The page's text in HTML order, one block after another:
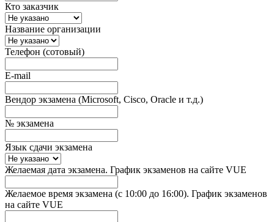
Кто заказчик
Название организации
Телефон (сотовый)
E-mail
Вендор экзамена (Microsoft, Cisco, Oracle и т.д.)
№ экзамена
Язык сдачи экзамена
Желаемая дата экзамена. График экзаменов на сайте VUE
Желаемое время экзамена (с 10:00 до 16:00). График экзаменов
на сайте VUE